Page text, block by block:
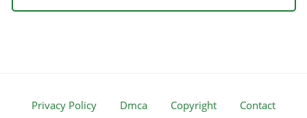
Privacy Policy Dmca Copyright Contact